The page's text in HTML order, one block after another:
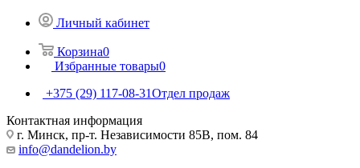
Личный кабинет
Корзина0
Избранные товары0
+375 (29) 117-08-31Отдел продаж
Контактная информация
г. Минск, пр-т. Независимости 85В, пом. 84
info@dandelion.by